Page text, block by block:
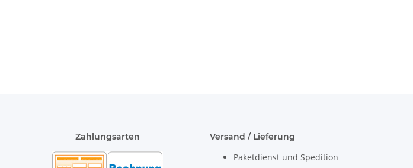
Zahlungsarten Versand / Lieferung
Paketdienst und Spedition